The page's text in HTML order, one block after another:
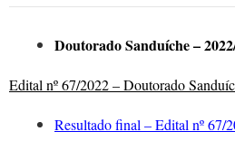
Doutorado Sanduíche –
Edital nº 67/2022 – Doutorado
Resultado final – Edital nº 67/